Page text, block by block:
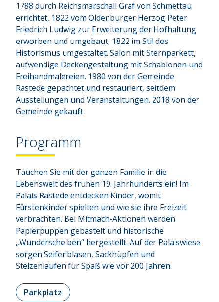
1788 durch Reichsmarschall Graf von Schmettau
errichtet, 1822 vom Oldenburger Herzog Peter
Friedrich Ludwig zur Erweiterung der Hofhaltung
erworben und umgebaut, 1822 im Stil des
Historismus umgestaltet. Salon mit Sternparkett,
aufwendige Deckengestaltung mit Schablonen und
Freihandmalereien. 1980 von der Gemeinde
Rastede gepachtet und restauriert, seitdem
Ausstellungen und Veranstaltungen. 2018 von der
Gemeinde gekauft.
Programm
Tauchen Sie mit der ganzen Familie in die
Lebenswelt des frühen 19. Jahrhunderts ein! Im
Palais Rastede entdecken Kinder, womit
Fürstenkinder spielten und wie sie ihre Freizeit
verbrachten. Bei Mitmach-Aktionen werden
Papierpuppen gebastelt und historische
„Wunderscheiben“ hergestellt. Auf der Palaiswiese
sorgen Seifenblasen, Sackhüpfen und
Stelzenlaufen für Spaß wie vor 200 Jahren.
Parkplatz